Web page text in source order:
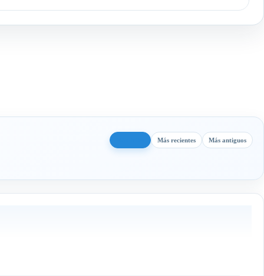
Más recientes Más antiguos